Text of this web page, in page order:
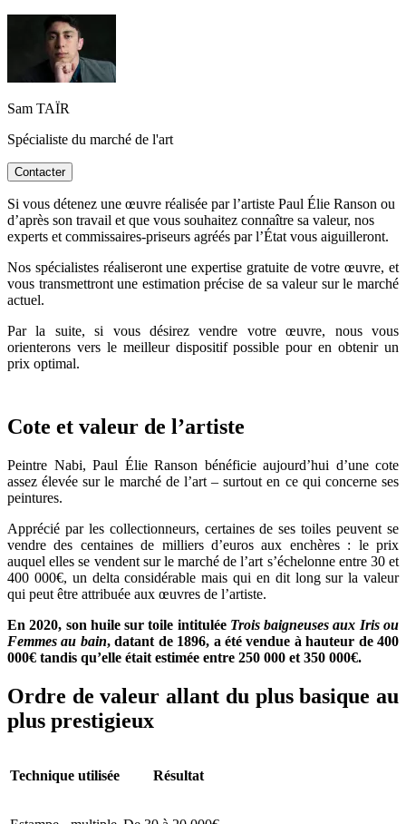
Sam TAÏR
Spécialiste du marché de l'art
Contacter
Si vous détenez une œuvre réalisée par l’artiste Paul Élie Ranson ou
d’après son travail et que vous souhaitez connaître sa valeur, nos
experts et commissaires-priseurs agréés par l’État vous aiguilleront.
Nos spécialistes réaliseront une expertise gratuite de votre œuvre, et
vous transmettront une estimation précise de sa valeur sur le marché
actuel.
Par la suite, si vous désirez vendre votre œuvre, nous vous
orienterons vers le meilleur dispositif possible pour en obtenir un
prix optimal.
Cote et valeur de l’artiste
Peintre Nabi, Paul Élie Ranson bénéficie aujourd’hui d’une cote
assez élevée sur le marché de l’art – surtout en ce qui concerne ses
peintures.
Apprécié par les collectionneurs, certaines de ses toiles peuvent se
vendre des centaines de milliers d’euros aux enchères : le prix
auquel elles se vendent sur le marché de l’art s’échelonne entre 30 et
400 000€, un delta considérable mais qui en dit long sur la valeur
qui peut être attribuée aux œuvres de l’artiste.
En 2020, son huile sur toile intitulée Trois baigneuses aux Iris ou
Femmes au bain, datant de 1896, a été vendue à hauteur de 400
000€ tandis qu’elle était estimée entre 250 000 et 350 000€.
Ordre de valeur allant du plus basique au
plus prestigieux
Technique utilisée Résultat